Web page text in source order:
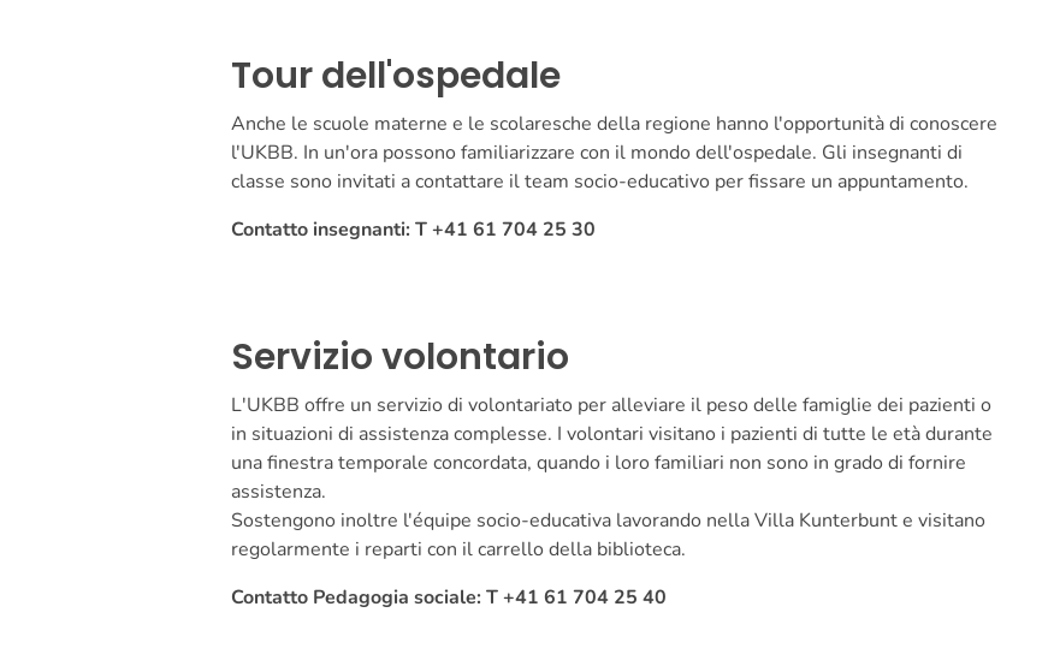
Tour dell'ospedale
Anche le scuole materne e le scolaresche della regione hanno l'opportunità di conoscere
l'UKBB. In un'ora possono familiarizzare con il mondo dell'ospedale. Gli insegnanti di
classe sono invitati a contattare il team socio-educativo per fissare un appuntamento.
Contatto insegnanti: T +41 61 704 25 30
Servizio volontario
L'UKBB offre un servizio di volontariato per alleviare il peso delle famiglie dei pazienti o
in situazioni di assistenza complesse. I volontari visitano i pazienti di tutte le età durante
una finestra temporale concordata, quando i loro familiari non sono in grado di fornire
assistenza.
Sostengono inoltre l'équipe socio-educativa lavorando nella Villa Kunterbunt e visitano
regolarmente i reparti con il carrello della biblioteca.
Contatto Pedagogia sociale: T +41 61 704 25 40